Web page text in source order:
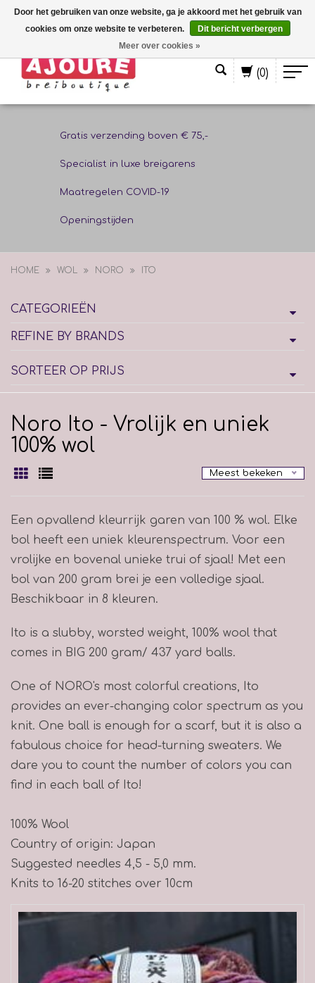
(0)
Gratis verzending boven € 75,-
Specialist in luxe breigarens
Maatregelen COVID-19
Openingstijden
HOME WOL NORO ITO
CATEGORIEËN
REFINE BY BRANDS
SORTEER OP PRIJS
Noro Ito - Vrolijk en uniek
100% wol
Meest bekeken
Een opvallend kleurrijk garen van 100 % wol. Elke
bol heeft een uniek kleurenspectrum. Voor een
vrolijke en bovenal unieke trui of sjaal! Met een
bol van 200 gram brei je een volledige sjaal.
Beschikbaar in 8 kleuren.
Ito is a slubby, worsted weight, 100% wool that
comes in BIG 200 gram/ 437 yard balls.
One of NORO's most colorful creations, Ito
provides an ever-changing color spectrum as you
knit. One ball is enough for a scarf, but it is also a
fabulous choice for head-turning sweaters. We
dare you to count the number of colors you can
find in each ball of Ito!
100% Wool
Country of origin: Japan
Suggested needles 4,5 - 5,0 mm.
Knits to 16-20 stitches over 10cm
Door het gebruiken van onze website, ga je akkoord met het gebruik van
cookies om onze website te verbeteren.
Dit bericht verbergen
Meer over cookies »